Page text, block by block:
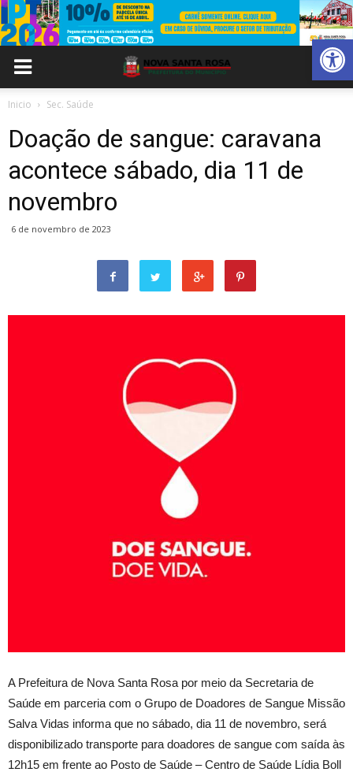
Abrir
Inicio Sec. Saúde
Doação de sangue: caravana
acontece sábado, dia 11 de
novembro
6 de novembro de 2023
A Prefeitura de Nova Santa Rosa por meio da Secretaria de
Saúde em parceria com o Grupo de Doadores de Sangue Missão
Salva Vidas informa que no sábado, dia 11 de novembro, será
disponibilizado transporte para doadores de sangue com saída às
12h15 em frente ao Posto de Saúde – Centro de Saúde Lídia Boll